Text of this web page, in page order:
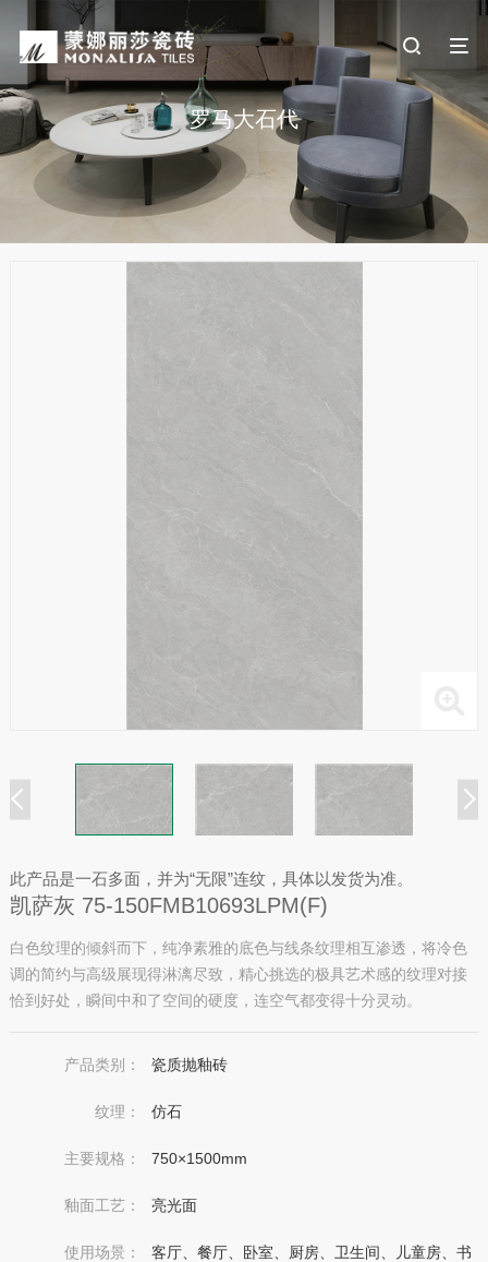
罗马大石代
此产品是一石多面，并为“无限”连纹，具体以发货为准。
凯萨灰 75-150FMB10693LPM(F)
白色纹理的倾斜而下，纯净素雅的底色与线条纹理相互渗透，将冷色
调的简约与高级展现得淋漓尽致，精心挑选的极具艺术感的纹理对接
恰到好处，瞬间中和了空间的硬度，连空气都变得十分灵动。
产品类别： 瓷质抛釉砖
纹理： 仿石
主要规格： 750×1500mm
釉面工艺： 亮光面
使用场景：
客厅、餐厅、卧室、厨房、卫生间、儿童房、书